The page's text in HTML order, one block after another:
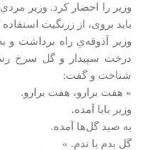
وزير را احضار كرد. وزير
بايد بروی، از زرنگيت
وزير آذوقه‌ي راه برداشت و
درخت سپيدار و گل سرخ
شناخت و گفت:
« هفت برارو، هفت برارو.
وزير بابا آمده.
به صيد گل‌ها آمده.
گل بدم يا ندم. »